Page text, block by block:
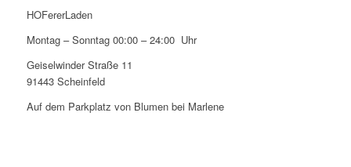
HOFererLaden
Montag – Sonntag 00:00 – 24:00 Uhr
Geiselwinder Straße 11
91443 Scheinfeld
Auf dem Parkplatz von Blumen bei Marlene